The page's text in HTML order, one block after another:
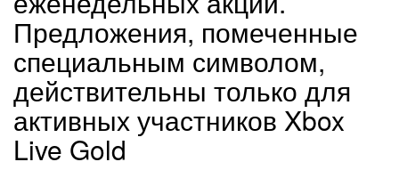
Предложения, помеченные
специальным символом,
действительны только для
активных участников Xbox
Live Gold